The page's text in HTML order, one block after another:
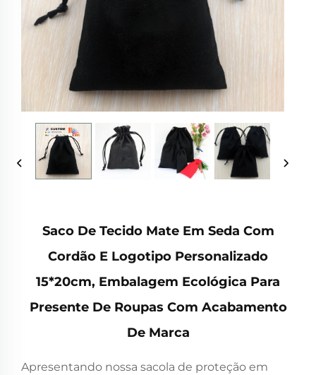
Saco De Tecido Mate Em Seda Com
Cordão E Logotipo Personalizado
15*20cm, Embalagem Ecológica Para
Presente De Roupas Com Acabamento
De Marca
Apresentando nossa sacola de proteção em